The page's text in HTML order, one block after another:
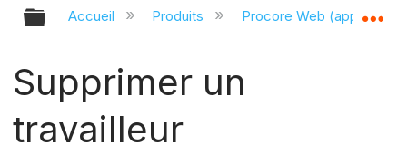
Développer/réduire la hiérarchie
Accueil Produits Procore Web
Supprimer un
travailleur